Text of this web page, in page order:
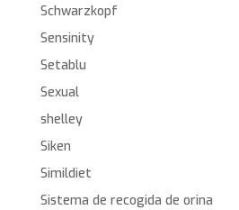
Schwarzkopf
Sensinity
Setablu
Sexual
shelley
Siken
Simildiet
Sistema de recogida de orina